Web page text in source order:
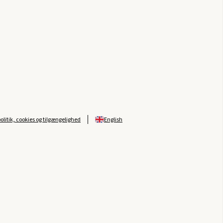
cookies og tilgængelighed English